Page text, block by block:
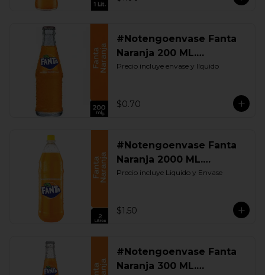
#Notengoenvase Fanta
Naranja 200 ML.
Retornable
Precio incluye envase y líquido
$0.70
#Notengoenvase Fanta
Naranja 2000 ML.
Retornable
Precio incluye Liquido y Envase
$1.50
#Notengoenvase Fanta
Naranja 300 ML.